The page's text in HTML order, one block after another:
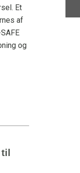
Et
af
og